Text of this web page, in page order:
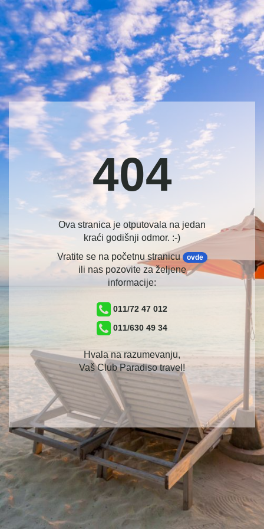
404
Ova stranica je otputovala na jedan
kraći godišnji odmor. :-)
Vratite se na početnu stranicu ovde
ili nas pozovite za željene
informacije:
011/72 47 012
011/630 49 34
Hvala na razumevanju,
Vaš Club Paradiso travel!